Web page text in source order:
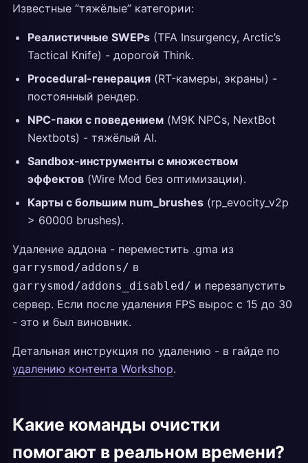
Известные “тяжёлые” категории:
Реалистичные SWEPs (TFA Insurgency, Arctic’s
Tactical Knife) - дорогой Think.
Procedural-генерация (RT-камеры, экраны) -
постоянный рендер.
NPC-паки с поведением (M9K NPCs, NextBot
Nextbots) - тяжёлый AI.
Sandbox-инструменты с множеством
эффектов (Wire Mod без оптимизации).
Карты с большим num_brushes (rp_evocity_v2p
> 60000 brushes).
Удаление аддона - переместить .gma из
garrysmod/addons/ в
garrysmod/addons_disabled/ и перезапустить
сервер. Если после удаления FPS вырос с 15 до 30
- это и был виновник.
Детальная инструкция по удалению - в гайде по
удалению контента Workshop.
Какие команды очистки
помогают в реальном времени?